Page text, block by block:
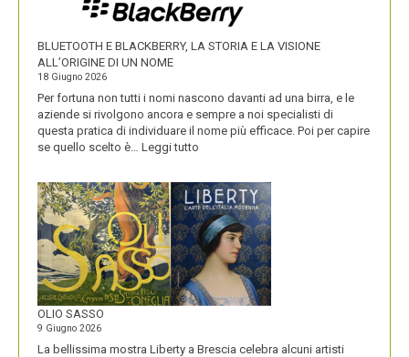
SUOI
PRODOTTI
BLUETOOTH E BLACKBERRY, LA STORIA E LA VISIONE
ALL’ORIGINE DI UN NOME
18 Giugno 2026
Per fortuna non tutti i nomi nascono davanti ad una birra, e le
aziende si rivolgono ancora e sempre a noi specialisti di
questa pratica di individuare il nome più efficace. Poi per capire
se quello scelto è… Leggi tutto
BLACKBERRY,
LA
STORIA
E
LA
VISIONE
ALL’ORIGINE
DI
NOME
OLIO SASSO
9 Giugno 2026
La bellissima mostra Liberty a Brescia celebra alcuni artisti